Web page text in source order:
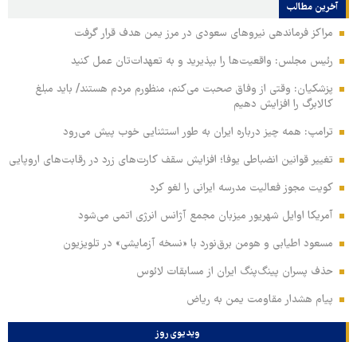
آخرین مطالب
مراکز فرماندهی نیروهای سعودی در مرز یمن هدف قرار گرفت
رئیس مجلس: واقعیت‌ها را بپذیرید و به تعهدات‌تان عمل کنید
پزشکیان: وقتی از وفاق صحبت می‌کنم، منظورم مردم هستند/ باید مبلغ
کالابرگ را افزایش دهیم
ترامپ: همه چیز درباره ایران به طور استثنایی خوب پیش می‌رود
تغییر قوانین انضباطی یوفا؛ افزایش سقف کارت‌های زرد در رقابت‌های اروپایی
کویت مجوز فعالیت مدرسه ایرانی را لغو کرد
آمریکا اوایل شهریور میزبان مجمع آژانس انرژی اتمی می‌شود
مسعود اطیابی و هومن برق‌نورد با «نسخه آزمایشی» در تلویزیون
حذف پسران پینگ‌پنگ ایران از مسابقات لائوس
پیام هشدار مقاومت یمن به ریاض
ویدیوی روز